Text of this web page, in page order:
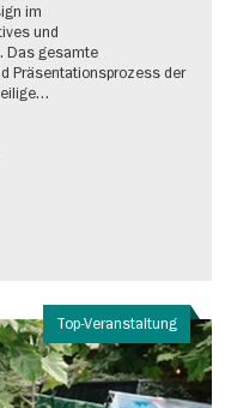
im
und
Das gesamte
Präsentationsprozess der
Top-Veranstaltung